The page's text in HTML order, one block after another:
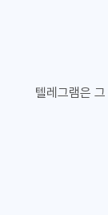
텔레그램은